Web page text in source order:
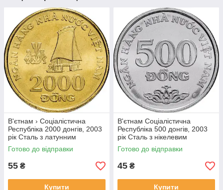
В'єтнам › Соціалістична
Республіка 2000 донгів, 2003
рік Сталь з латунним
покриттям, 5g, ø 23.92mm
№1902
Готово до відправки
55 ₴
Купити
В'єтнам Соціалістична
Республіка 500 донгів, 2003
рік Сталь з нікелевим
покриттям, 4.5g, ø 21.86mm
№1907
Готово до відправки
45 ₴
Купити